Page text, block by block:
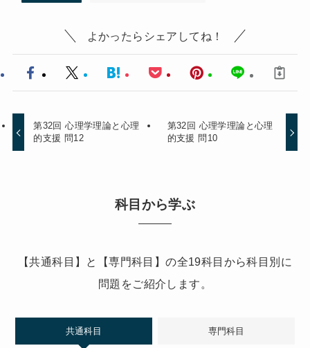
よかったらシェアしてね！
第32回 心理学理論と心理
的支援 問12
第32回 心理学理論と心理
的支援 問10
科目から学ぶ
【共通科目】と【専門科目】の全19科目から科目別に
問題をご紹介します。
共通科目 専門科目